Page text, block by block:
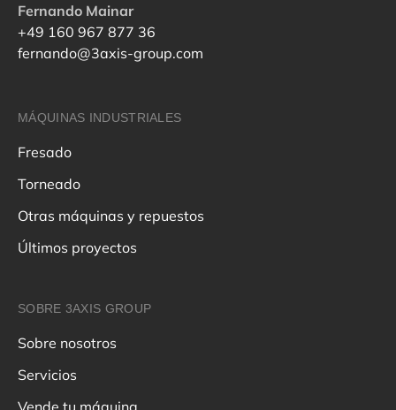
Fernando Mainar
+49 160 967 877 36
fernando@3axis-group.com
MÁQUINAS INDUSTRIALES
Fresado
Torneado
Otras máquinas y repuestos
Últimos proyectos
SOBRE 3AXIS GROUP
Sobre nosotros
Servicios